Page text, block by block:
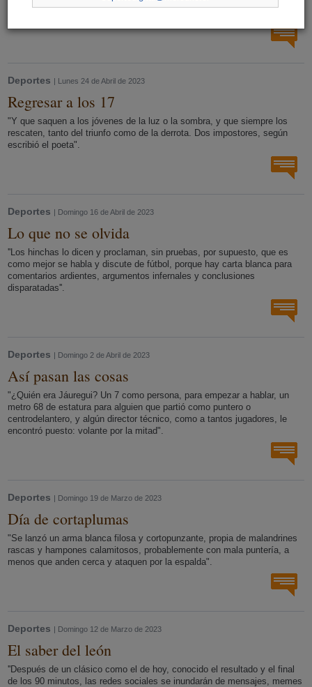
Deportes | Lunes 24 de Abril de 2023
Regresar a los 17
"Y que saquen a los jóvenes de la luz o la sombra, y que siempre los
rescaten, tanto del triunfo como de la derrota. Dos impostores, según
escribió el poeta".
Deportes | Domingo 16 de Abril de 2023
Lo que no se olvida
''Los hinchas lo dicen y proclaman, sin pruebas, por supuesto, que es
como mejor se habla y discute de fútbol, porque hay carta blanca para
comentarios ardientes, argumentos infernales y conclusiones
disparatadas''.
Deportes | Domingo 2 de Abril de 2023
Así pasan las cosas
"¿Quién era Jáuregui? Un 7 como persona, para empezar a hablar, un
metro 68 de estatura para alguien que partió como puntero o
centrodelantero, y algún director técnico, como a tantos jugadores, le
encontró puesto: volante por la mitad".
Deportes | Domingo 19 de Marzo de 2023
Día de cortaplumas
"Se lanzó un arma blanca filosa y cortopunzante, propia de malandrines
rascas y hampones calamitosos, probablemente con mala puntería, a
menos que anden cerca y ataquen por la espalda".
Deportes | Domingo 12 de Marzo de 2023
El saber del león
''Después de un clásico como el de hoy, conocido el resultado y el final
de los 90 minutos, las redes sociales se inundarán de mensajes, memes